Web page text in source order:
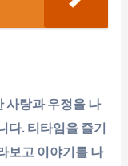
사랑과 우정을 나
다. 티타임을 즐기
보고 이야기를 나